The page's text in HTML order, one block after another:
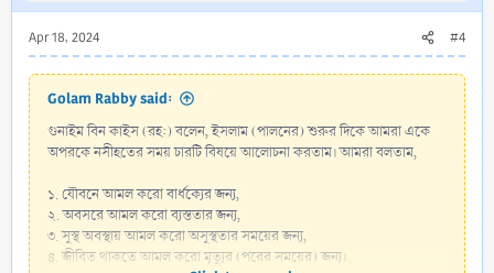
Apr 18, 2024 #4
Golam Rabby said:
গুনাইম বিন কাইস (রহ:) বলেন, ইসলাম (পালনের) শুরুর দিকে আমরা একে
অপরকে নসীহতের সময় চারটি বিষয়ে আলোচনা করতাম। আমরা বলতাম,
১. যৌবনে আমল করো বার্ধক্যের জন্য,
২. অবসরে আমল করো ব্যস্ততার জন্য,
৩. সুস্থ অবস্থায় আমল করো অসুস্থতার সময়ের জন্য,
৪. জীবিত থাকতে আমল করো মৃত্যুর (পরের সময়ের) জন্য।